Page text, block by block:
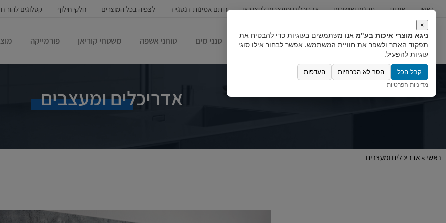
ראשי אודות תקנים ואישורים אדריכלים ומעצבים לחצו כאן חותם אמינות דנסגייד לצפיה בכל המוצרים חלקי חילוף קטלוגים
כיורים ברזים מערכות מים סנני מים טוחני אשפה משטחי קוריאן פורמייקה
אדריכלים ומעצבים
ראשי»אדריכלים ומעצבים
×
ניגא מוצרי איכות בע"מ אנו משתמשים בעוגיות כדי להבטיח את
תפקוד האתר ולשפר את חוויית המשתמש. אפשר לבחור אילו סוגי
עוגיות להפעיל.
קבל הכל הסר לא הכרחיות העדפות
מדיניות הפרטיות